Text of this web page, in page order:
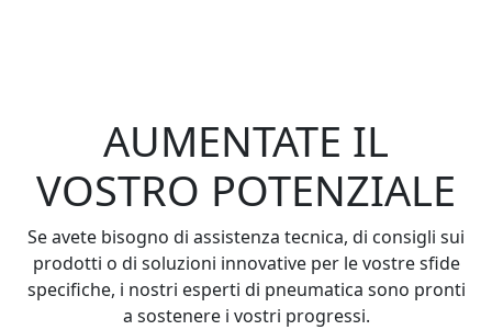
AUMENTATE IL
VOSTRO POTENZIALE
Se avete bisogno di assistenza tecnica, di consigli sui
prodotti o di soluzioni innovative per le vostre sfide
specifiche, i nostri esperti di pneumatica sono pronti
a sostenere i vostri progressi.